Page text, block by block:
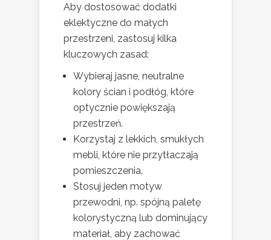
Aby dostosować dodatki
eklektyczne do małych
przestrzeni, zastosuj kilka
kluczowych zasad:
Wybieraj jasne, neutralne
kolory ścian i podłóg, które
optycznie powiększają
przestrzeń.
Korzystaj z lekkich, smukłych
mebli, które nie przytłaczają
pomieszczenia.
Stosuj jeden motyw
przewodni, np. spójną paletę
kolorystyczną lub dominujący
materiał, aby zachować